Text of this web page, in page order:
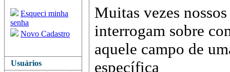
Esqueci minha
senha
Novo Cadastro
Usuários
Muitas vezes
interrogam sobre
aquele campo de
específica